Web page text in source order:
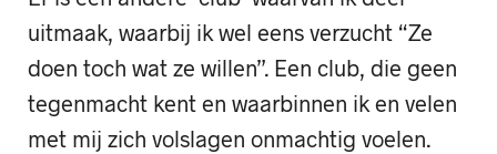
uitmaak, waarbij ik wel eens verzucht “Ze
doen toch wat ze willen”. Een club, die geen
tegenmacht kent en waarbinnen ik en velen
met mij zich volslagen onmachtig voelen.